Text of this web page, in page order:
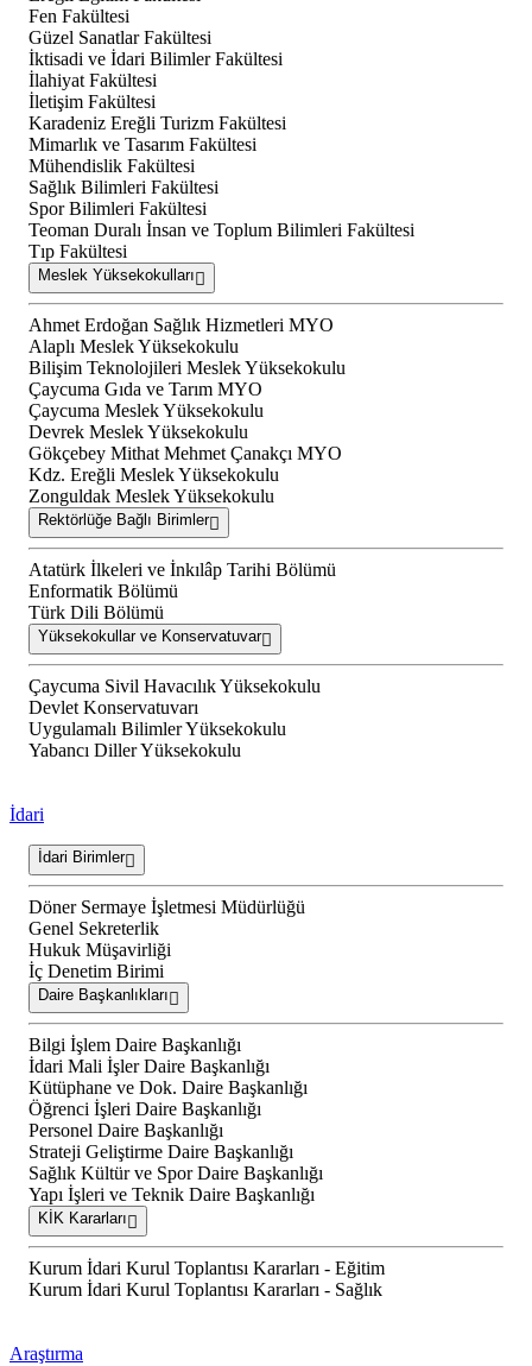
Fen Fakültesi
Güzel Sanatlar Fakültesi
İktisadi ve İdari Bilimler Fakültesi
İlahiyat Fakültesi
İletişim Fakültesi
Karadeniz Ereğli Turizm Fakültesi
Mimarlık ve Tasarım Fakültesi
Mühendislik Fakültesi
Sağlık Bilimleri Fakültesi
Spor Bilimleri Fakültesi
Teoman Duralı İnsan ve Toplum Bilimleri Fakültesi
Tıp Fakültesi
Meslek Yüksekokulları
Ahmet Erdoğan Sağlık Hizmetleri MYO
Alaplı Meslek Yüksekokulu
Bilişim Teknolojileri Meslek Yüksekokulu
Çaycuma Gıda ve Tarım MYO
Çaycuma Meslek Yüksekokulu
Devrek Meslek Yüksekokulu
Gökçebey Mithat Mehmet Çanakçı MYO
Kdz. Ereğli Meslek Yüksekokulu
Zonguldak Meslek Yüksekokulu
Rektörlüğe Bağlı Birimler
Atatürk İlkeleri ve İnkılâp Tarihi Bölümü
Enformatik Bölümü
Türk Dili Bölümü
Yüksekokullar ve Konservatuvar
Çaycuma Sivil Havacılık Yüksekokulu
Devlet Konservatuvarı
Uygulamalı Bilimler Yüksekokulu
Yabancı Diller Yüksekokulu
İdari
İdari Birimler
Döner Sermaye İşletmesi Müdürlüğü
Genel Sekreterlik
Hukuk Müşavirliği
İç Denetim Birimi
Daire Başkanlıkları
Bilgi İşlem Daire Başkanlığı
İdari Mali İşler Daire Başkanlığı
Kütüphane ve Dok. Daire Başkanlığı
Öğrenci İşleri Daire Başkanlığı
Personel Daire Başkanlığı
Strateji Geliştirme Daire Başkanlığı
Sağlık Kültür ve Spor Daire Başkanlığı
Yapı İşleri ve Teknik Daire Başkanlığı
KİK Kararları
Kurum İdari Kurul Toplantısı Kararları - Eğitim
Kurum İdari Kurul Toplantısı Kararları - Sağlık
Araştırma